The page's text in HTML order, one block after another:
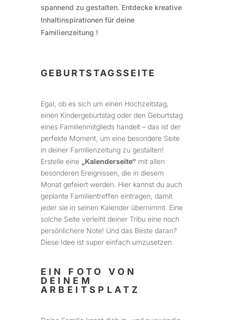
spannend zu gestalten. Entdecke kreative
Inhaltinspirationen für deine
Familienzeitung !
GEBURTSTAGSSEITE
Egal, ob es sich um einen Hochzeitstag,
einen Kindergeburtstag oder den Geburtstag
eines Familienmitglieds handelt – das ist der
perfekte Moment, um eine besondere Seite
in deiner Familienzeitung zu gestalten!
Erstelle eine „Kalenderseite“ mit allen
besonderen Ereignissen, die in diesem
Monat gefeiert werden. Hier kannst du auch
geplante Familientreffen eintragen, damit
jeder sie in seinen Kalender übernimmt. Eine
solche Seite verleiht deiner Tribu eine noch
persönlichere Note! Und das Beste daran?
Diese Idee ist super einfach umzusetzen.
EIN FOTO VON
DEINEM
ARBEITSPLATZ